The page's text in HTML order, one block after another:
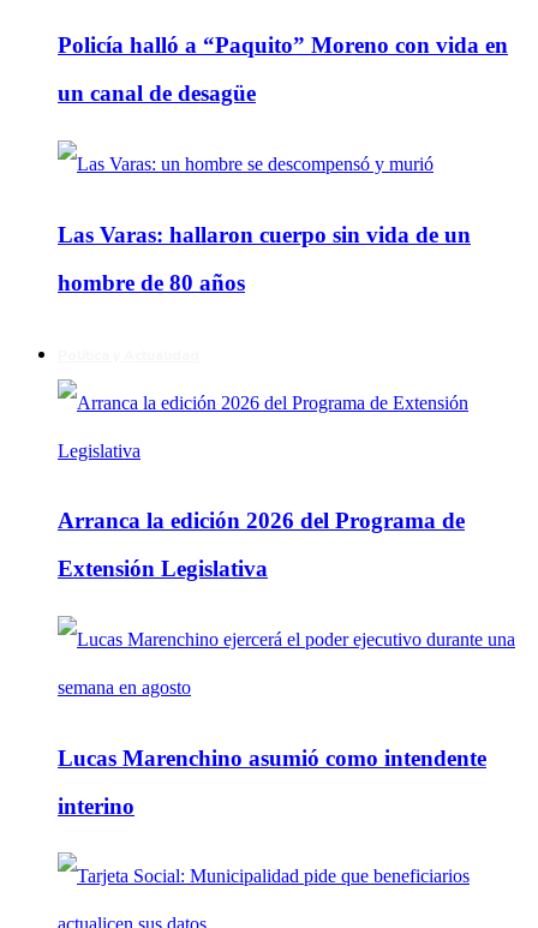
Policía halló a “Paquito” Moreno con vida en
un canal de desagüe
Las Varas: hallaron cuerpo sin vida de un
hombre de 80 años
Arranca la edición 2026 del Programa de
Extensión Legislativa
Lucas Marenchino asumió como intendente
interino